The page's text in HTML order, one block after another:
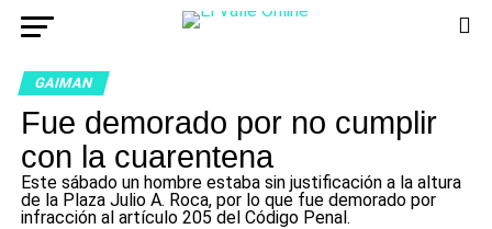
GAIMAN
Fue demorado por no cumplir
con la cuarentena
Este sábado un hombre estaba sin justificación a la altura
de la Plaza Julio A. Roca, por lo que fue demorado por
infracción al artículo 205 del Código Penal.